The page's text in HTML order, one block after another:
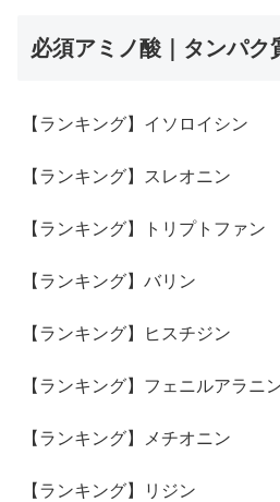
必須アミノ酸｜タンパク
【ランキング】イソロイシン
【ランキング】スレオニン
【ランキング】トリプトファン
【ランキング】バリン
【ランキング】ヒスチジン
【ランキング】フェニルアラニ
【ランキング】メチオニン
【ランキング】リジン